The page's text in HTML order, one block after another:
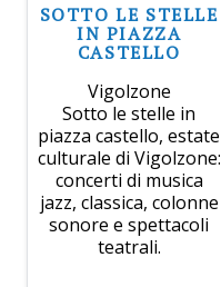
SOTTO LE STELLE
IN PIAZZA
CASTELLO
Vigolzone
Sotto le stelle in
piazza castello, estate
culturale di Vigolzone:
concerti di musica
jazz, classica, colonne
sonore e spettacoli
teatrali.